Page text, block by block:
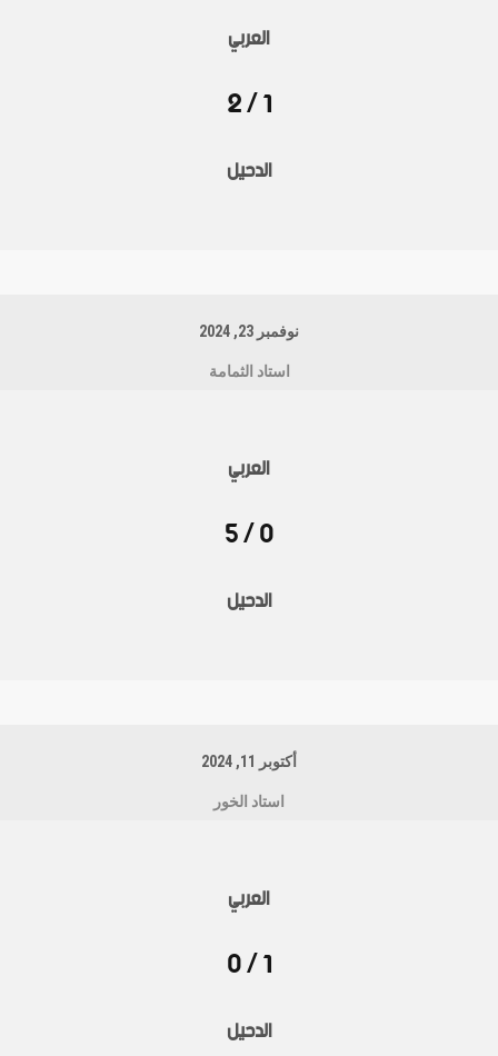
العربي
1 / 2
الدحيل
نوفمبر 23, 2024
استاد الثمامة
العربي
0 / 5
الدحيل
أكتوبر 11, 2024
استاد الخور
العربي
1 / 0
الدحيل